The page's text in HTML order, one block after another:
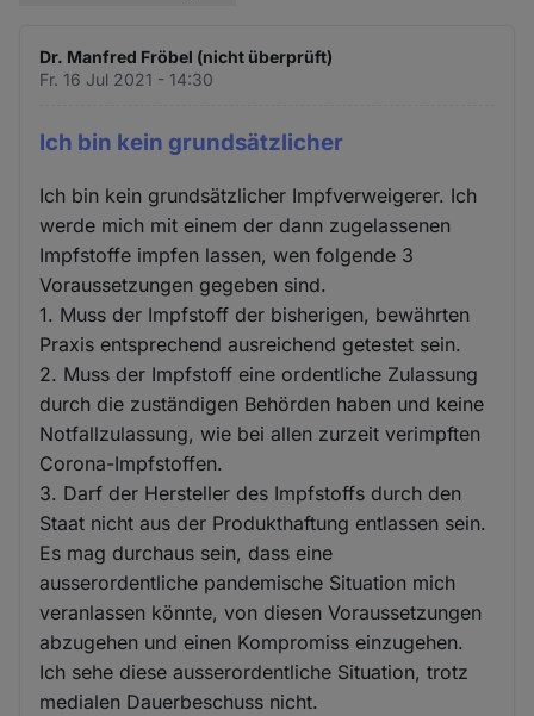
Dr. Manfred Fröbel (nicht überprüft)
Fr. 16 Jul 2021 - 14:30
Ich bin kein grundsätzlicher
Ich bin kein grundsätzlicher Impfverweigerer. Ich
werde mich mit einem der dann zugelassenen
Impfstoffe impfen lassen, wen folgende 3
Voraussetzungen gegeben sind.
1. Muss der Impfstoff der bisherigen, bewährten
Praxis entsprechend ausreichend getestet sein.
2. Muss der Impfstoff eine ordentliche Zulassung
durch die zuständigen Behörden haben und keine
Notfallzulassung, wie bei allen zurzeit verimpften
Corona-Impfstoffen.
3. Darf der Hersteller des Impfstoffs durch den
Staat nicht aus der Produkthaftung entlassen sein.
Es mag durchaus sein, dass eine
ausserordentliche pandemische Situation mich
veranlassen könnte, von diesen Voraussetzungen
abzugehen und einen Kompromiss einzugehen.
Ich sehe diese ausserordentliche Situation, trotz
medialen Dauerbeschuss nicht.